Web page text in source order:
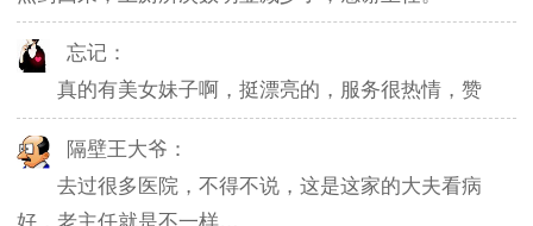
忘记：
真的有美女妹子啊，挺漂亮的，服务很热情，赞
隔壁王大爷：
去过很多医院，不得不说，这是这家的大夫看病
好，老主任就是不一样…